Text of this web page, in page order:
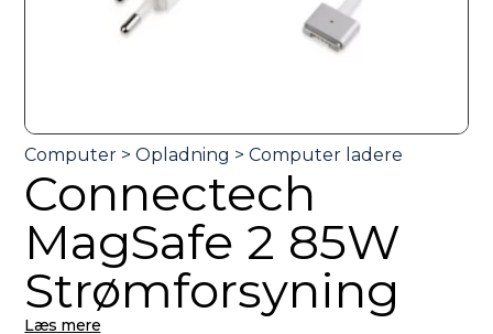
Connectech
MagSafe 2 85W
Strømforsyning
Læs mere